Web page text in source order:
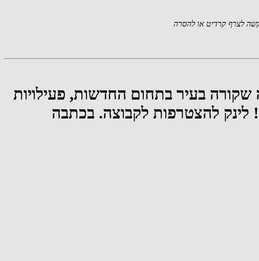
לצרף קרדיט או להסרה
בעיר בתחום החדשות, פעילויות
לינק להצטרפות לקבוצה. בכתבה